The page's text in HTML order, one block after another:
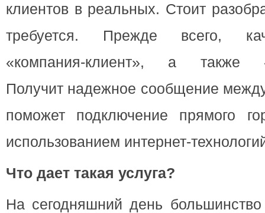
клиентов в реальных. Стоит
требуется. Прежде всего,
«компания-клиент», а также
Получит надежное сообщение
поможет подключение прямого
использованием интернет-
Что дает такая услуга?
На сегодняшний день